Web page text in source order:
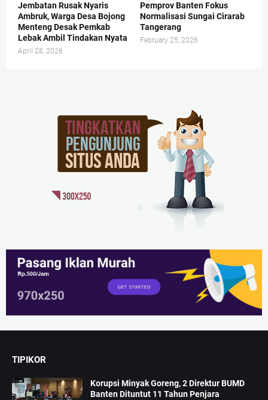
Jembatan Rusak Nyaris
Ambruk, Warga Desa Bojong
Menteng Desak Pemkab
Lebak Ambil Tindakan Nyata
April 28, 2026
Pemprov Banten Fokus
Normalisasi Sungai Cirarab
Tangerang
February 25, 2026
TIPIKOR
Korupsi Minyak Goreng, 2 Direktur BUMD
Banten Dituntut 11 Tahun Penjara